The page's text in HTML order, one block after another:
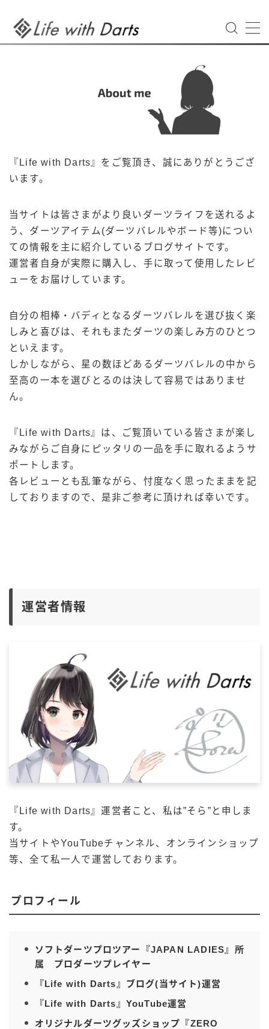
MENU
Darts Form Review オンラインマニュアル
グランボード3s購入クーポンご利用方法
デモプリセット記事 Part13
プライバシーポリシー
プライバシーポリシー
利用規約／特定商取引法に基づく表記
有料記事の決済完了ページ
特定商取引法に基づく表記
画像入稿手順のご案内
『Life with Darts』をご覧頂き、誠にありがとうござ
います。
当サイトは皆さまがより良いダーツライフを送れるよ
う、ダーツアイテム(ダーツバレルやボード等)につい
ての情報を主に紹介しているブログサイトです。
運営者自身が実際に購入し、手に取って使用したレビ
ューをお届けしています。
自分の相棒・バディとなるダーツバレルを選び抜く楽
しみと喜びは、それもまたダーツの楽しみ方のひとつ
といえます。
しかしながら、星の数ほどあるダーツバレルの中から
至高の一本を選びとるのは決して容易ではありませ
ん。
『Life with Darts』は、ご覧頂いている皆さまが楽し
みながらご自身にピッタリの一品を手に取れるようサ
ポートします。
各レビューとも乱筆ながら、忖度なく思ったままを記
しておりますので、是非ご参考に頂ければ幸いです。
運営者情報
『Life with Darts』運営者こと、私は”そら”と申しま
す。
当サイトやYouTubeチャンネル、オンラインショップ
等、全て私一人で運営しております。
プロフィール
ソフトダーツプロツアー『JAPAN LADIES』所
属 プロダーツプレイヤー
『Life with Darts』ブログ(当サイト)運営
『Life with Darts』YouTube運営
オリジナルダーツグッズショップ『ZERO